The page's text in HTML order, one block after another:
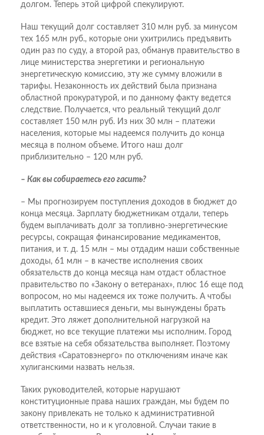
долгом. Теперь этой цифрой спекулируют.
Наш текущий долг составляет 310 млн руб. за минусом
тех 165 млн руб., которые они ухитрились предъявить
один раз по суду, а второй раз, обманув правительство в
лице министерства энергетики и региональную
энергетическую комиссию, эту же сумму вложили в
тарифы. Незаконность их действий была признана
областной прокуратурой, и по данному факту ведется
следствие. Получается, что реальный текущий долг
составляет 150 млн руб. Из них 30 млн – платежи
населения, которые мы надеемся получить до конца
месяца в полном объеме. Итого наш долг
приблизительно – 120 млн руб.
– Как вы собираетесь его гасить?
– Мы прогнозируем поступления доходов в бюджет до
конца месяца. Зарплату бюджетникам отдали, теперь
будем выплачивать долг за топливно-энергетические
ресурсы, сокращая финансирование медикаментов,
питания, и т. д. 15 млн – мы отдадим наши собственные
доходы, 61 млн – в качестве исполнения своих
обязательств до конца месяца нам отдаст областное
правительство по «Закону о ветеранах», плюс 16 еще под
вопросом, но мы надеемся их тоже получить. А чтобы
выплатить оставшиеся деньги, мы вынуждены брать
кредит. Это ляжет дополнительной нагрузкой на
бюджет, но все текущие платежи мы исполним. Город
все взятые на себя обязательства выполняет. Поэтому
действия «Саратовэнерго» по отключениям иначе как
хулиганскими назвать нельзя.
Таких руководителей, которые нарушают
конституционные права наших граждан, мы будем по
закону привлекать не только к административной
ответственности, но и к уголовной. Случаи такие в